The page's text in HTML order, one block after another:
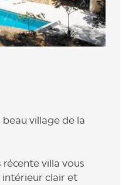
village de la
villa vous
intérieur clair et